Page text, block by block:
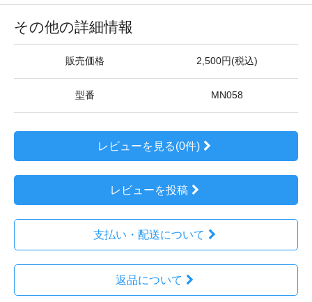
その他の詳細情報
販売価格 2,500円(税込)
型番 MN058
レビューを見る(0件)
レビューを投稿
支払い・配送について
返品について